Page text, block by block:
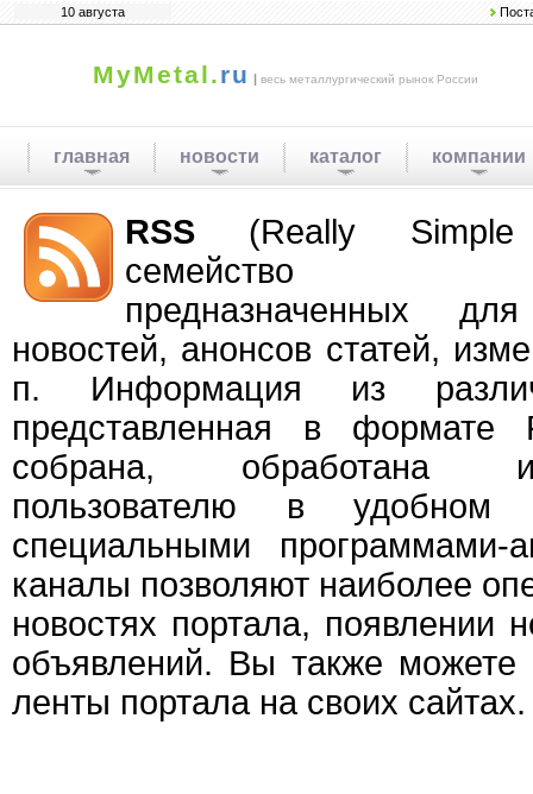
10 августа
MyMetal.ru | весь металлургический рынок России
главная новости каталог компании
RSS (Really
семейство
предназначенных
новостей, анонсов статей,
п. Информация из
представленная в
собрана, обработана
пользователю в
специальными программами-
каналы позволяют наиболее
новостях портала, появлении
объявлений. Вы также можете
ленты портала на своих сайтах.